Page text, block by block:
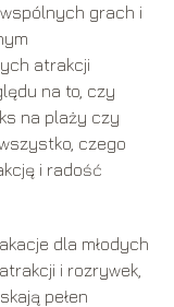
grach i
atrakcji
na to, czy
na plaży czy
czego
i radość
dla młodych
i rozrywek,
pełen